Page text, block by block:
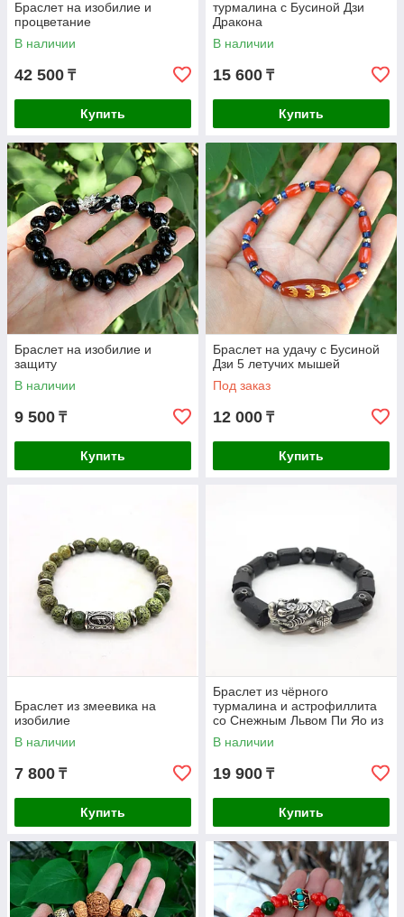
Браслет на изобилие и
процветание
В наличии
42 500 ₸
Купить
турмалина с Бусиной Дзи
Дракона
В наличии
15 600 ₸
Купить
Браслет на изобилие и
защиту
В наличии
9 500 ₸
Купить
Браслет на удачу с Бусиной
Дзи 5 летучих мышей
Под заказ
12 000 ₸
Купить
Браслет из змеевика на
изобилие
В наличии
7 800 ₸
Купить
Браслет из чёрного
турмалина и астрофиллита
со Снежным Львом Пи Яо из
серебра
В наличии
19 900 ₸
Купить